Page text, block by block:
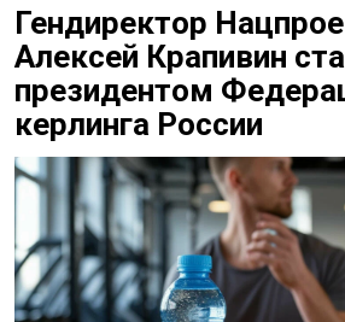
Гендиректор
Алексей Крапивин
президентом
керлинга России